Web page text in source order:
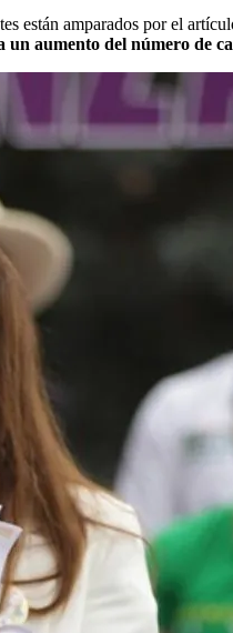
están amparados por el
un aumento del número de